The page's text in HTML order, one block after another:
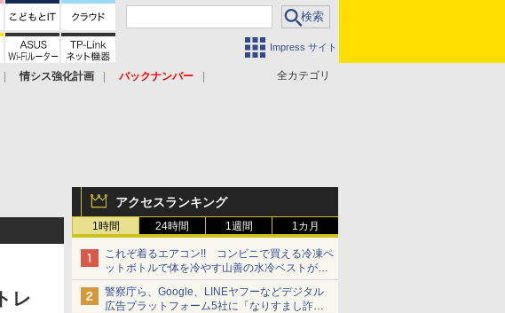
Impress サイト
全カテゴリ
情シス強化計画
バックナンバー
アクセスランキング
1時間 24時間 1週間 1カ月
これぞ着るエアコン!! コンビニで買える冷凍ペ
ットボトルで体を冷やす山善の水冷ベストがロ
ードバイクにちょうどいい【ぼっち・ざ・ろー
ど！その14】【空いた時間でなにしてる？】
警察庁ら、Google、LINEヤフーなどデジタル
広告プラットフォーム5社に「なりすまし詐欺
レ